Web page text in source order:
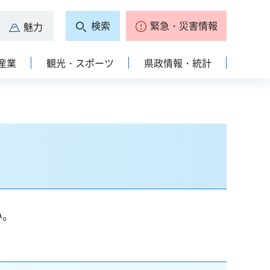
魅力 検索 緊急・災害情報
業 観光・スポーツ 県政情報・統計